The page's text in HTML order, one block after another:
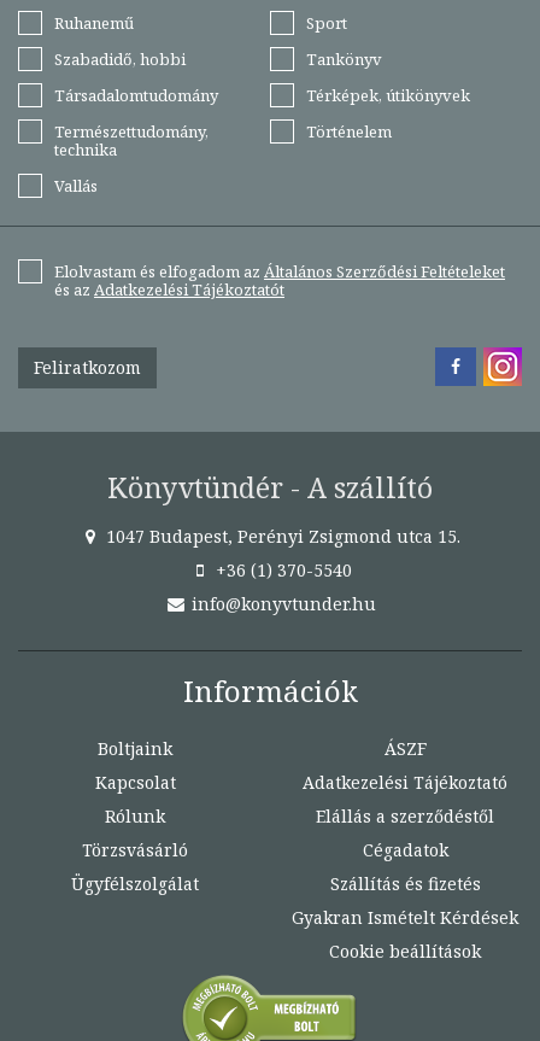
Ruhanemű
Sport
Szabadidő, hobbi
Tankönyv
Társadalomtudomány
Térképek, útikönyvek
Természettudomány,
technika
Történelem
Vallás
Elolvastam és elfogadom az Általános Szerződési Feltételeket
és az Adatkezelési Tájékoztatót
Feliratkozom
Könyvtündér - A szállító
1047 Budapest, Perényi Zsigmond utca 15.
+36 (1) 370-5540
info@konyvtunder.hu
Információk
Boltjaink
Kapcsolat
Rólunk
Törzsvásárló
Ügyfélszolgálat
ÁSZF
Adatkezelési Tájékoztató
Elállás a szerződéstől
Cégadatok
Szállítás és fizetés
Gyakran Ismételt Kérdések
Cookie beállítások